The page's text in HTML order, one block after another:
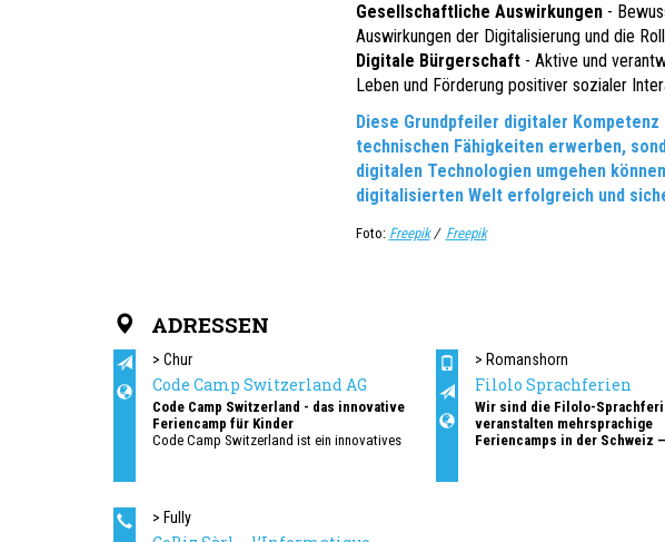
Gesellschaftliche Auswirkungen -
Auswirkungen der Digitalisierung und die
Digitale Bürgerschaft - Aktive und
Leben und Förderung positiver sozialer
Diese Grundpfeiler digitaler
technischen Fähigkeiten erwerben,
digitalen Technologien umgehen
digitalisierten Welt erfolgreich und
Foto: Freepik/ Freepik
ADRESSEN
> Chur
Code Camp Switzerland AG
Code Camp Switzerland - das innovative
Feriencamp für Kinder
Code Camp Switzerland ist ein innovatives
des Programmierens ermöglicht.
> Romanshorn
Filolo Sprachferien
Wir sind die Filolo-
veranstalten mehrsprachige
Feriencamps in der Schweiz
> Fully